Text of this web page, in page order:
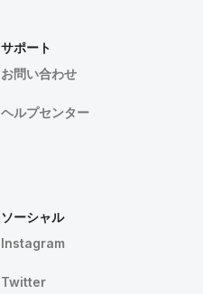
サポート
お問い合わせ
ヘルプセンター
ソーシャル
Instagram
Twitter